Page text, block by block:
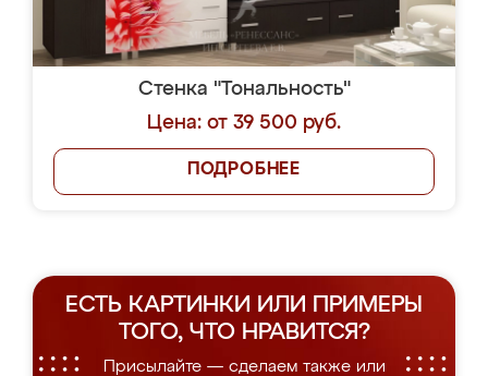
Стенка "Тональность"
Цена: от 39 500 руб.
ПОДРОБНЕЕ
ЕСТЬ КАРТИНКИ ИЛИ ПРИМЕРЫ
ТОГО, ЧТО НРАВИТСЯ?
Присылайте — сделаем также или